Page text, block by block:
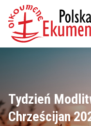
Tydzień
Chrześcijan